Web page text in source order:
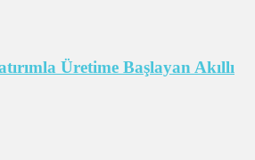
Üretime Başlayan Akıllı